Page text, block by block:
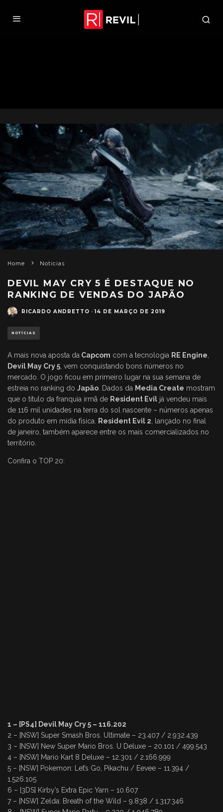
Home Notícias
DEVIL MAY CRY 5 É DESTAQUE NO
RANKING DE VENDAS DO JAPÃO
RICARDO ANDRETTO · 14 DE MARÇO DE 2019
NOTÍCIAS
A mais nova aposta da Capcom com a tecnologia RE Engine
Devil May Cry 5 , vem conquistando bons números no
mercado. O jogo ficou em primeiro lugar na sua semana de
estreia no ranking do Japão . Dados da Media Create mostram
que o título da franquia irmã de Resident Evil já vendeu mais
de 116 mil unidades na terra do sol nascente – números apenas
do produto em mídia física.
Resident Evil 2 , lançado no final
de janeiro, também aparece entre os mais comercializados no
território.
Confira o TOP 20:
1 – [PS4] Devil May Cry 5 – 116.202
2 – [NSW] Super Smash Bros. Ultimate – 23.407 / 2.932.439
3 – [NSW] New Super Mario Bros. U Deluxe – 20.101 / 499.543
4 – [NSW] Mario Kart 8 Deluxe – 12.301 / 2.166.999
5 – [NSW] Pokemon: Let’s Go, Pikachu / Eevee – 11.394 /
1.526.105
6 – [3DS] Kirby’s Extra Epic Yarn – 10.607
7 – [NSW] Zelda: Breath of the Wild – 9.838 / 1.317.346